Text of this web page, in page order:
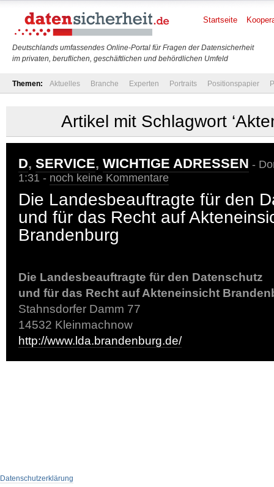
Deutschlands umfassendes Online-Portal für Fragen der Datensicherheit
im privaten, beruflichen, geschäftlichen und behördlichen Umfeld
Startseite
Themen: Aktuelles Branche Experten Portraits Positionspapier
Artikel mit Schlagwort
D, SERVICE, WICHTIGE ADRESSEN -
1:31 - noch keine Kommentare
Die Landesbeauftragte für den
und für das Recht auf
Brandenburg
Die Landesbeauftragte für den Datenschutz
und für das Recht auf Akteneinsicht
Stahnsdorfer Damm 77
14532 Kleinmachnow
http://www.lda.brandenburg.de/
Datenschutzerklärung